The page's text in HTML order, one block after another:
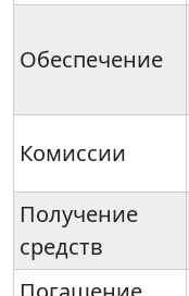
Обеспечение
Комиссии
Получение
средств